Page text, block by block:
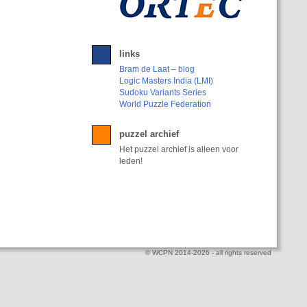
links
Bram de Laat – blog
Logic Masters India (LMI)
Sudoku Variants Series
World Puzzle Federation
puzzel archief
Het puzzel archief is alleen voor
leden!
© WCPN 2014-2026 - all rights reserved